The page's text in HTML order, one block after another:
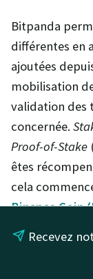
Bitpanda
différentes en
ajoutées
mobilisation
validation des
concernée.
Proof-of-Stake
êtes
cela
Binance Coin
Axie Infinity
pour
Recevez